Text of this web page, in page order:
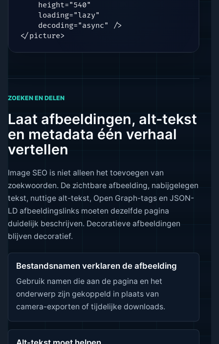
    height="540"
    loading="lazy"
    decoding="async" />
</picture>
ZOEKEN EN DELEN
Laat afbeeldingen, alt-tekst
en metadata één verhaal
vertellen
Image SEO is niet alleen het toevoegen van
zoekwoorden. De zichtbare afbeelding, nabijgelegen
tekst, nuttige alt-tekst, Open Graph-tags en JSON-
LD afbeeldingslinks moeten dezelfde pagina
duidelijk beschrijven. Decoratieve afbeeldingen
blijven decoratief.
Bestandsnamen verklaren de afbeelding
Gebruik namen die aan de pagina en het
onderwerp zijn gekoppeld in plaats van
camera-exporten of tijdelijke downloads.